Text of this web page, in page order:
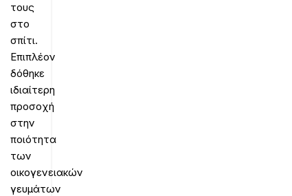
τους
στο
σπίτι.
Επιπλέον
δόθηκε
ιδιαίτερη
προσοχή
στην
ποιότητα
των
οικογενειακών
γευμάτων